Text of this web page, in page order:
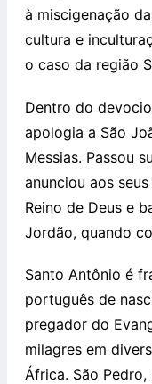
à miscigenação
cultura e
o caso da região
Dentro do
apologia a São
Messias. Passou
anunciou aos
Reino de Deus e
Jordão, quando
Santo Antônio é
português de
pregador do
milagres em
África. São